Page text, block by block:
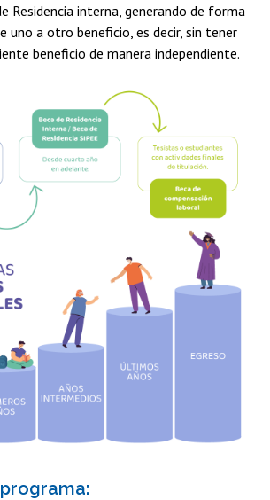
Residencia interna, generando de forma
uno a otro beneficio, es decir, sin tener
beneficio de manera independiente.